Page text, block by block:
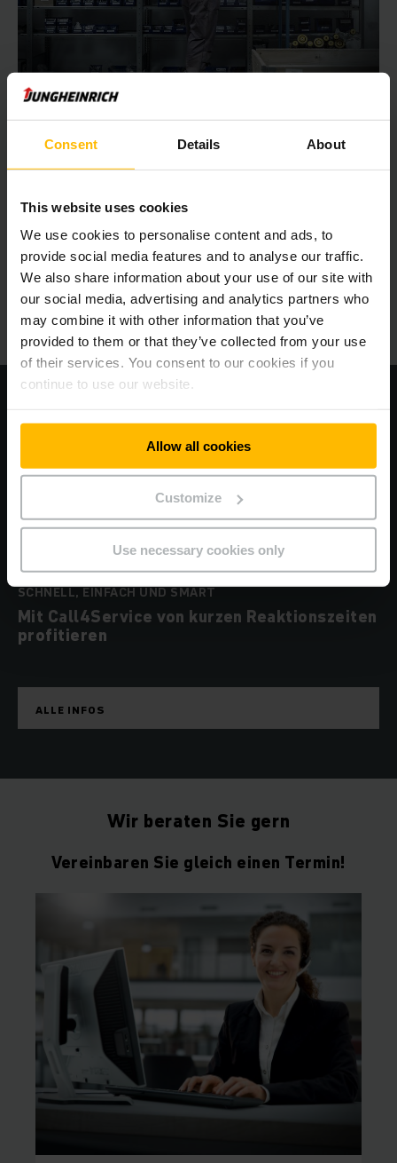
Consent Details About
This website uses cookies
We use cookies to personalise content and ads, to
provide social media features and to analyse our traffic.
We also share information about your use of our site with
our social media, advertising and analytics partners who
may combine it with other information that you’ve
provided to them or that they’ve collected from your use
of their services. You consent to our cookies if you
continue to use our website.
Allow all cookies
Customize
Use necessary cookies only
Jungheinrich Parts Online-Shop
Einfach, schnell und effizient: Jungheinrich Ersatzteile rund
JETZT BESTELLEN
SCHNELL, EINFACH UND SMART
Mit Call4Service von kurzen Reaktionszeiten
profitieren
ALLE INFOS
Wir beraten Sie gern
Vereinbaren Sie gleich einen Termin!